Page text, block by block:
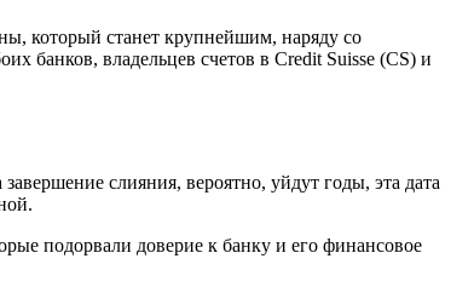
который станет крупнейшим, наряду со
банков, владельцев счетов в Credit Suisse (CS) и
слияния, вероятно, уйдут годы, эта дата
подорвали доверие к банку и его финансовое